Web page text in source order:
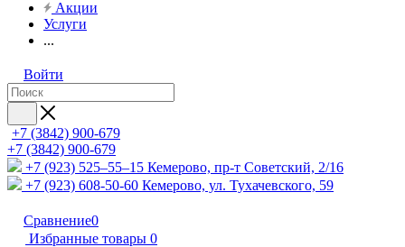
Акции
Услуги
...
Войти
+7 (3842) 900-679
+7 (3842) 900-679
+7 (923) 525–55–15 Кемерово, пр-т Советский, 2/16
+7 (923) 608-50-60 Кемерово, ул. Тухачевского, 59
Сравнение0
Избранные товары 0